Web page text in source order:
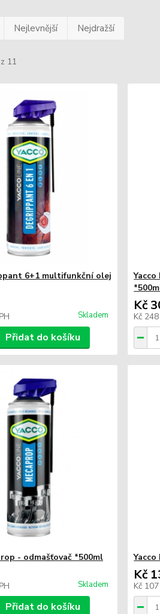
Nejlevnější Nejdražší
11
6+1 multifunkční olej
Skladem
Přidat do košíku
Kč
Kč 248
- odmašťovač *500ml
Skladem
Přidat do košíku
Kč
Kč 107